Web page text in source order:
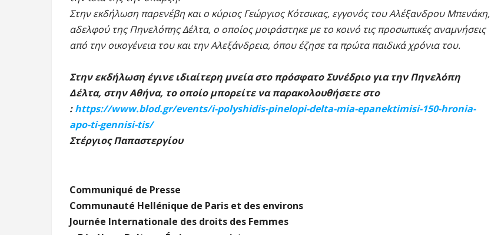
Στην εκδήλωση παρενέβη και ο κύριος Γεώργιος Κότσικας, εγγονός του Αλέξανδρου Μπενάκη,
αδελφού της Πηνελόπης Δέλτα, ο οποίος μοιράστηκε με το κοινό τις προσωπικές αναμνήσεις
από την οικογένεια του και την Αλεξάνδρεια, όπου έζησε τα πρώτα παιδικά χρόνια του.
Στην εκδήλωση έγινε ιδιαίτερη μνεία στο πρόσφατο Συνέδριο για την Πηνελόπη
Δέλτα, στην Αθήνα, το οποίο μπορείτε να παρακολουθήσετε στο
:https://www.blod.gr/events/i-polyshidis-pinelopi-delta-mia-epanektimisi-150-hronia-
apo-ti-gennisi-tis/
Στέργιος Παπαστεργίου
Communiqué de Presse
Communauté Hellénique de Paris et des environs
Journée Internationale des droits des Femmes